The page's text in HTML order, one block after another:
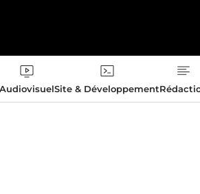
AudiovisuelSite & Développement